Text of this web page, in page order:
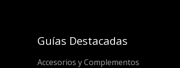
Guías Destacadas
Accesorios y Complementos